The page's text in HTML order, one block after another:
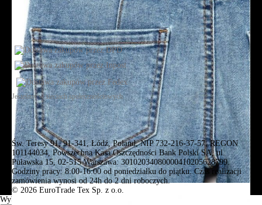
Jesteśmy w sieciach społecznościowych
Św. Teresy 91, 91-341, Łódź, Poland, NIP 732-216-37-57, REGON
101144034, Powszechna Kasa Oszczędności Bank Polski SA, ul.
Puławska 15, 02-515 Warszawa: 30102034080000410205628799.
Godziny pracy: 8:00-16:00 od poniedziałku do piątku. Czas realizacji
zamówienia wynosi od 24h do 2 dni roboczych.
© 2026 EuroTrade Tex Sp. z o.o.
Wybierz miasta